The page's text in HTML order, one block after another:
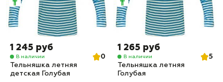
1 245 руб
В наличии
0
Тельняшка летняя
детская Голубая
1 265 руб
В наличии
5
Тельняшка летняя
Голубая